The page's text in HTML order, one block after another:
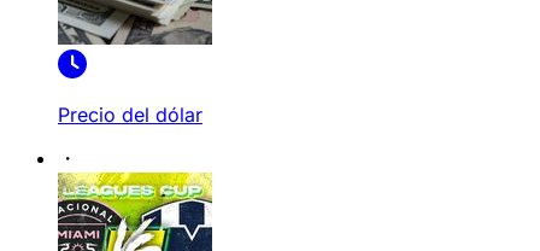
Precio del dólar